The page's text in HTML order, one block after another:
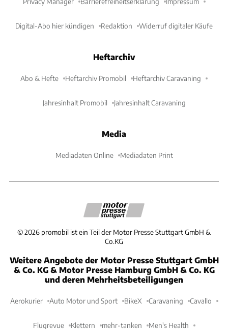
Digital-Abo hier kündigen Redaktion Widerruf digitaler Käufe
Heftarchiv
Abo & Hefte Heftarchiv Promobil Heftarchiv Caravaning
Jahresinhalt Promobil Jahresinhalt Caravaning
Media
Mediadaten Online Mediadaten Print
©2026 promobil ist ein Teil der Motor Presse Stuttgart GmbH &
Co.KG
Weitere Angebote der Motor Presse Stuttgart GmbH
& Co. KG & Motor Presse Hamburg GmbH & Co. KG
und deren Mehrheitsbeteiligungen
Aerokurier Auto Motor und Sport BikeX Caravaning Cavallo
Flugrevue Klettern mehr-tanken Men's Health